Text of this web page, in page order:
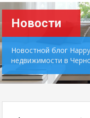
Новости
Новостной блог
недвижимости в